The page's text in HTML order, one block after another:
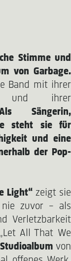
Stimme und
von Garbage.
Band mit ihrer
und ihrer
Sängerin,
steht sie für
und eine
der Pop-
Light“ zeigt sie
zuvor – als
Verletzbarkeit
All That We
von